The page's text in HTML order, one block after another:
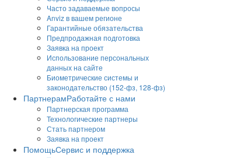
Часто задаваемые вопросы
Anviz в вашем регионе
Гарантийные обязательства
Предпродажная подготовка
Заявка на проект
Использование персональных
данных на сайте
Биометрические системы и
законодательство (152-фз, 128-фз)
ПартнерамРаботайте с нами
Партнерская программа
Технологические партнеры
Стать партнером
Заявка на проект
ПомощьСервис и поддержка